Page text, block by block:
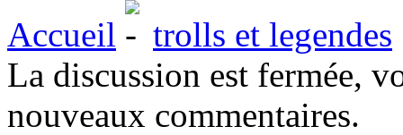
Accueil
trolls et legendes
La discussion est fermée,
nouveaux commentaires.